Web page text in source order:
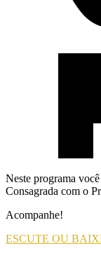
Neste programa
Consagrada com o
Acompanhe!
ESCUTE OU